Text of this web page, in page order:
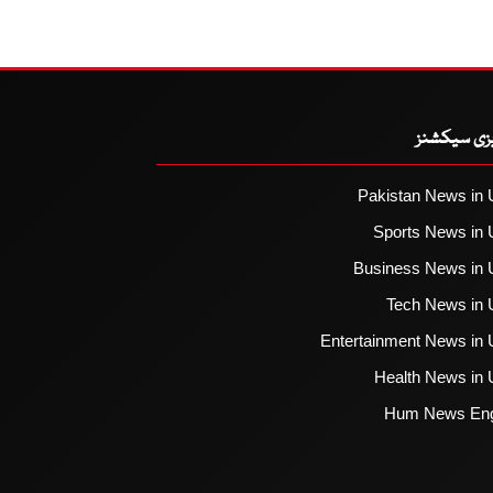
سیکشنز
Pakistan News in
Sports News in
Business News in
Tech News in
Entertainment News in
Health News in
Hum News